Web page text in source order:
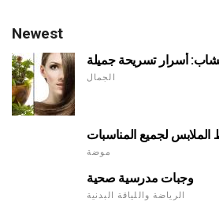
Newest
أسرار تسريحة جميلة
الجمال
الملابس لجميع المناسبات
موضة
وجبات مدرسية صحية
الرياضة واللياقة البدنية